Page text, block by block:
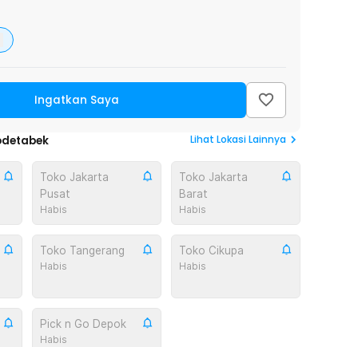
Ingatkan Saya
Lihat Lokasi Lainnya
Toko Jakarta
Pusat
Habis
Toko Jakarta
Barat
Habis
Toko Tangerang
Habis
Toko Cikupa
Habis
Pick n Go Depok
Habis